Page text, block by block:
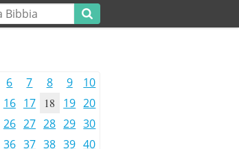
6 7 8 9
10
16 17 18 19 20
26 27 28 29 30
36 37 38 39 40